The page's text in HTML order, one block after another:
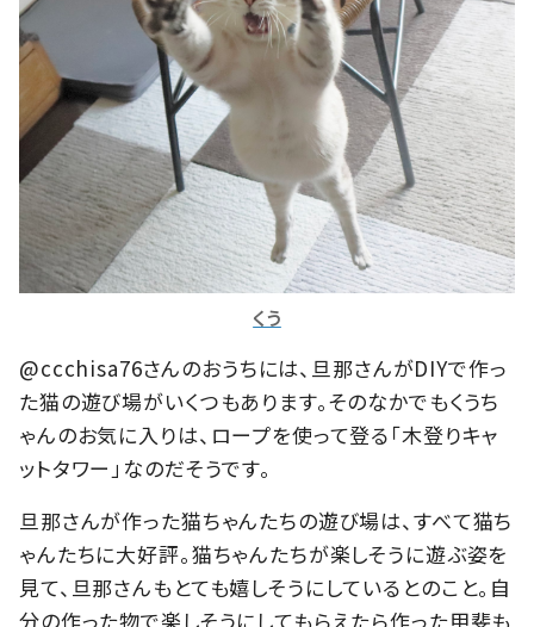
くう
@ccchisa76さんのおうちには、旦那さんがDIYで作っ
た猫の遊び場がいくつもあります。そのなかでもくうち
ゃんのお気に入りは、ロープを使って登る「木登りキャ
ットタワー」なのだそうです。
旦那さんが作った猫ちゃんたちの遊び場は、すべて猫ち
ゃんたちに大好評。猫ちゃんたちが楽しそうに遊ぶ姿を
見て、旦那さんもとても嬉しそうにしているとのこと。自
分の作った物で楽しそうにしてもらえたら作った甲斐も